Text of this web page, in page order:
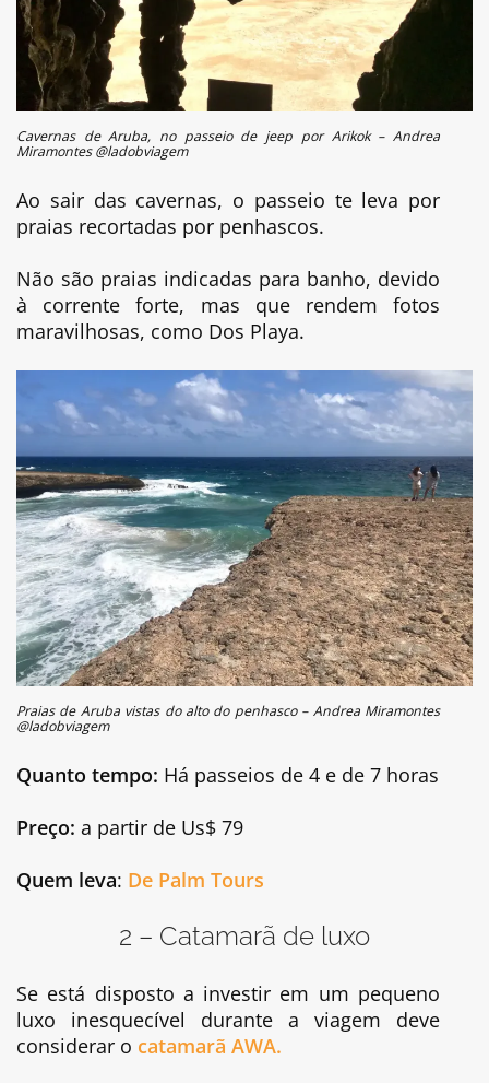
Cavernas de Aruba, no passeio de jeep por Arikok – Andrea
Miramontes @ladobviagem
Ao sair das cavernas, o passeio te leva por
praias recortadas por penhascos.
Não são praias indicadas para banho, devido
à corrente forte, mas que rendem fotos
maravilhosas, como Dos Playa.
Praias de Aruba vistas do alto do penhasco – Andrea Miramontes
@ladobviagem
Quanto tempo: Há passeios de 4 e de 7 horas
Preço: a partir de Us$ 79
Quem leva: De Palm Tours
2 – Catamarã de luxo
Se está disposto a investir em um pequeno
luxo inesquecível durante a viagem deve
considerar o catamarã AWA.